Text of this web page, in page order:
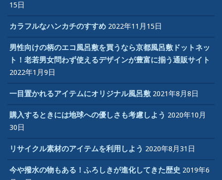
15日
カラフルなハンカチのすすめ 2022年11月15日
男性向けの柄のエコ風呂敷を買うなら京都風呂敷ドットネッ
ト！老若男女問わず使えるデザインが豊富に揃う通販サイト
2022年1月9日
一目置かれるアイテムにオリジナル風呂敷 2021年8月8日
購入するときには地球への優しさも考慮しよう 2020年10月
30日
リサイクル素材のアイテムを利用しよう 2020年8月31日
今や撥水の物もある！ふろしきが進化してきた歴史 2019年6